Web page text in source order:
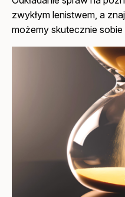
zwykłym lenistwem, a
możemy skutecznie sobie